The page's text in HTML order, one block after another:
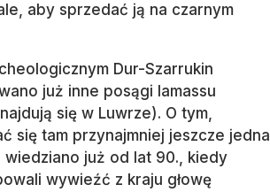
aby sprzedać ją na czarnym
Dur-Szarrukin
już inne posągi lamassu
się w Luwrze). O tym,
się tam przynajmniej jeszcze jedna
już od lat 90., kiedy
wywieźć z kraju głowę